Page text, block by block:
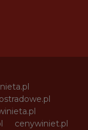
cenywiniet.pl